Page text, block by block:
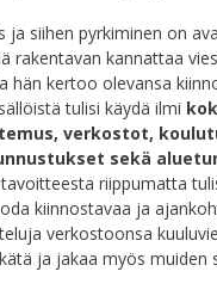
ja siihen pyrkiminen on
rakentavan kannattaa
hän kertoo olevansa
tulisi käydä ilmi
verkostot,
sekä
riippumatta
kiinnostavaa ja
verkostoonsa
ja jakaa myös muiden